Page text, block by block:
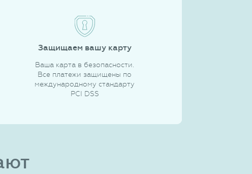
Защищаем вашу карту
Ваша карта в безопасности.
Все платежи защищены по
международному стандарту
PCI DSS